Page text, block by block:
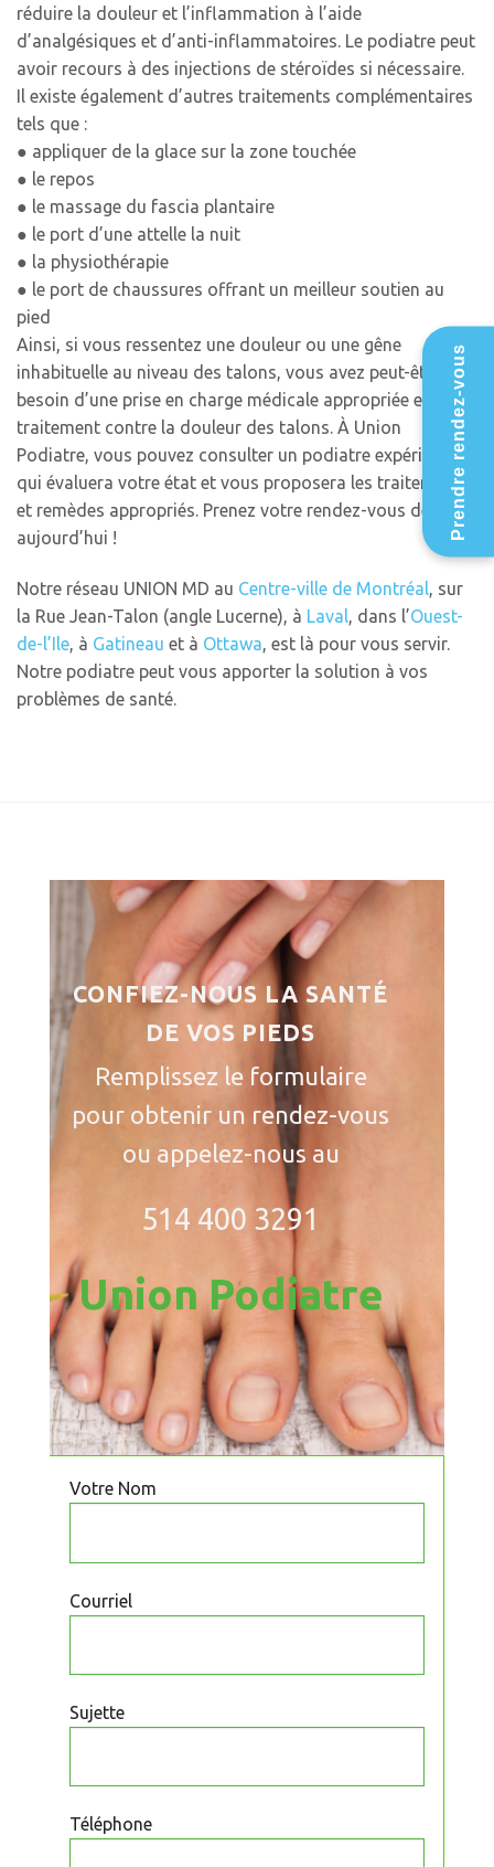
réduire la douleur et l’inflammation à l’aide
d’analgésiques et d’anti-inflammatoires. Le podiatre peut
avoir recours à des injections de stéroïdes si nécessaire.
Il existe également d’autres traitements complémentaires
tels que :
● appliquer de la glace sur la zone touchée
● le repos
● le massage du fascia plantaire
● le port d’une attelle la nuit
● la physiothérapie
● le port de chaussures offrant un meilleur soutien au
pied
Ainsi, si vous ressentez une douleur ou une gêne
inhabituelle au niveau des talons, vous avez peut-être
besoin d’une prise en charge médicale appropriée et d’un
traitement contre la douleur des talons. À Union
Podiatre, vous pouvez consulter un podiatre expérimenté
qui évaluera votre état et vous proposera les traitements
et remèdes appropriés. Prenez votre rendez-vous dès
aujourd’hui !
Notre réseau UNION MD au Centre-ville de Montréal
, sur
la Rue Jean-Talon (angle Lucerne), à Laval , dans l’Ouest-
de-l’Ile , à Gatineau et à Ottawa , est là pour vous servir.
Notre podiatre peut vous apporter la solution à vos
problèmes de santé.
Prendre rendez-vous
CONFIEZ-NOUS LA SANTÉ
DE VOS PIEDS
Remplissez le formulaire
pour obtenir un rendez-vous
ou appelez-nous au
514 400 3291
Union Podiatre
Votre Nom
Courriel
Sujette
Téléphone